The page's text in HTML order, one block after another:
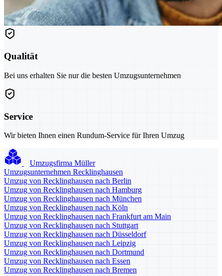
Qualität
Bei uns erhalten Sie nur die besten Umzugsunternehmen
Service
Wir bieten Ihnen einen Rundum-Service für Ihren Umzug
Umzugsfirma Müller
Umzugsunternehmen Recklinghausen
Umzug von Recklinghausen nach Berlin
Umzug von Recklinghausen nach Hamburg
Umzug von Recklinghausen nach München
Umzug von Recklinghausen nach Köln
Umzug von Recklinghausen nach Frankfurt am Main
Umzug von Recklinghausen nach Stuttgart
Umzug von Recklinghausen nach Düsseldorf
Umzug von Recklinghausen nach Leipzig
Umzug von Recklinghausen nach Dortmund
Umzug von Recklinghausen nach Essen
Umzug von Recklinghausen nach Bremen